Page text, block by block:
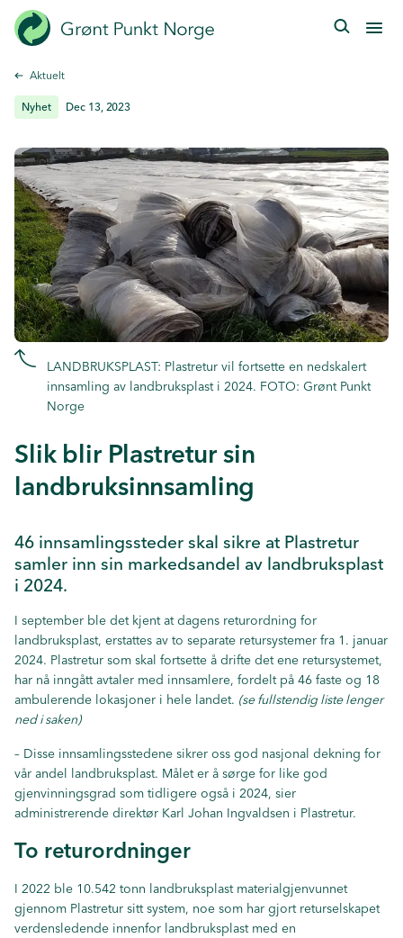
Hopp
til
Aktuelt
Nyhet Dec 13, 2023
LANDBRUKSPLAST: Plastretur vil fortsette en nedskalert
innsamling av landbruksplast i 2024. FOTO: Grønt Punkt
Norge
Slik blir Plastretur sin
landbruksinnsamling
46 innsamlingssteder skal sikre at Plastretur
samler inn sin markedsandel av landbruksplast
i 2024.
I september ble det kjentat dagens returordning for
landbruksplast, erstattes av to separate retursystemer fra 1. januar
2024. Plastretur som skal fortsette å drifte det ene retursystemet,
har nå inngått avtaler med innsamlere, fordelt på 46 faste og 18
ambulerende lokasjoner i hele landet. (se fullstendig liste lenger
ned i saken)
– Disse innsamlingsstedene sikrer oss god nasjonal dekning for
vår andel landbruksplast. Målet er å sørge for like god
gjenvinningsgrad som tidligere også i 2024, sier
administrerende direktør Karl Johan Ingvaldsen i Plastretur.
To returordninger
I 2022 ble 10.542 tonn landbruksplast materialgjenvunnet
gjennom Plastretur sitt system, noe som har gjort returselskapet
verdensledende innenfor landbruksplast med en